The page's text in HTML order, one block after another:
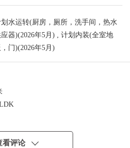
水运转(厨房，厕所，洗手间，热水
器)(2026年5月) , 计划内装(全室地
门)(2026年5月)
看评论